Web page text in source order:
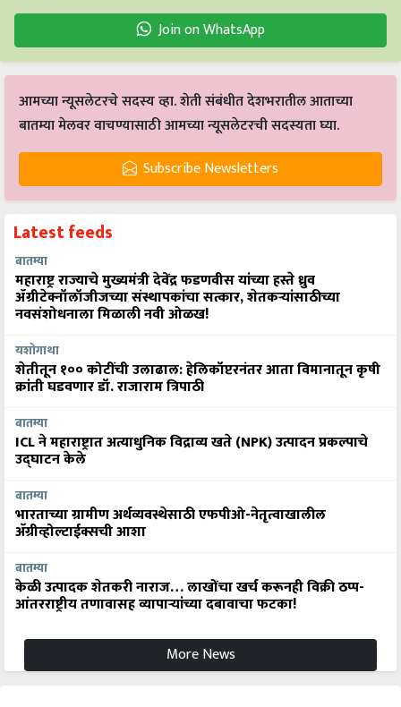
Join on WhatsApp
आमच्या न्यूसलेटरचे सदस्य व्हा. शेती संबंधीत देशभरातील आताच्या
बातम्या मेलवर वाचण्यासाठी आमच्या न्यूसलेटरची सदस्यता घ्या.
Subscribe Newsletters
Latest feeds
बातम्या
महाराष्ट्र राज्याचे मुख्यमंत्री देवेंद्र फडणवीस यांच्या हस्ते ध्रुव
ॲग्रीटेक्नॉलॉजीजच्या संस्थापकांचा सत्कार, शेतकऱ्यांसाठीच्या
नवसंशोधनाला मिळाली नवी ओळख!
यशोगाथा
शेतीतून १०० कोटींची उलाढाल: हेलिकॉप्टरनंतर आता विमानातून कृषी
क्रांती घडवणार डॉ. राजाराम त्रिपाठी
बातम्या
ICL ने महाराष्ट्रात अत्याधुनिक विद्राव्य खते (NPK) उत्पादन प्रकल्पाचे
उद्घाटन केले
बातम्या
भारताच्या ग्रामीण अर्थव्यवस्थेसाठी एफपीओ-नेतृत्वाखालील
अ‍ॅग्रीव्होल्टाईक्सची आशा
बातम्या
केळी उत्पादक शेतकरी नाराज… लाखोंचा खर्च करूनही विक्री ठप्प-
आंतरराष्ट्रीय तणावासह व्यापाऱ्यांच्या दबावाचा फटका!
More News